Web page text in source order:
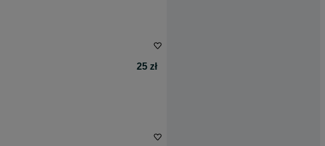
25 zł